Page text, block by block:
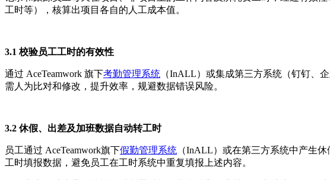
工时等），核算出项目各自的人工成本值。
3.1 校验员工工时的有效性
通过 AceTeamwork 旗下考勤管理系统 （InALL）或集成第三方系统（钉钉、
需人为比对和修改，提升效率，规避数据错误风险。
3.2 休假、出差及加班数据自动转工时
员工通过 AceTeamwork旗下假勤管理系统 （InALL）或在第三方系统中产生
工时填报数据，避免员工在工时系统中重复填报上述内容。